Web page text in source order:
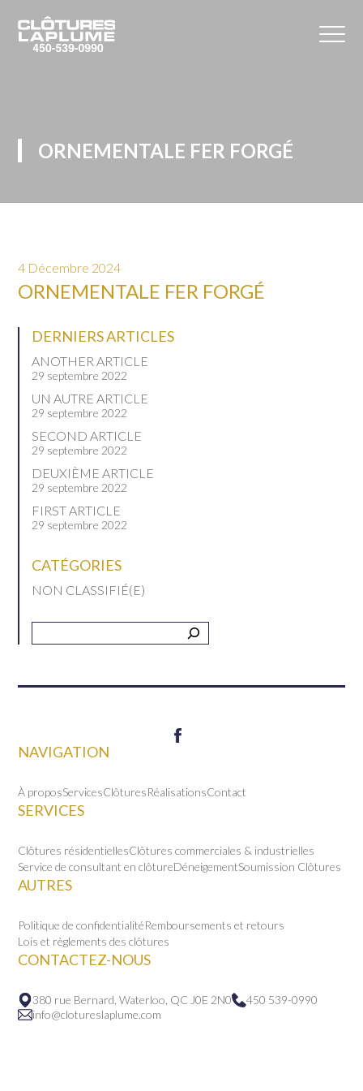
ORNEMENTALE FER FORGÉ
4 Décembre 2024
ORNEMENTALE FER FORGÉ
DERNIERS ARTICLES
ANOTHER ARTICLE
29 septembre 2022
UN AUTRE ARTICLE
29 septembre 2022
SECOND ARTICLE
29 septembre 2022
DEUXIÈME ARTICLE
29 septembre 2022
FIRST ARTICLE
29 septembre 2022
CATÉGORIES
NON CLASSIFIÉ(E)
NAVIGATION
À proposServicesClôturesRéalisationsContact
SERVICES
Clôtures résidentiellesClôtures commerciales & industrielles
Service de consultant en clôtureDéneigementSoumission Clôtures
AUTRES
Politique de confidentialitéRemboursements et retours
Lois et règlements des clôtures
CONTACTEZ-NOUS
380 rue Bernard, Waterloo, QC J0E 2N0
450 539-0990
info@clotureslaplume.com